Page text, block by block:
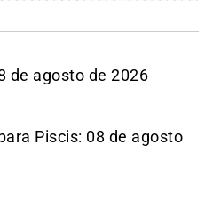
de agosto de 2026
Piscis: 08 de agosto